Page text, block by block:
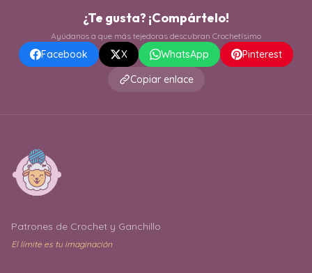
¿Te gusta? ¡Compártelo!
Ayúdanos a que más tejedoras descubran Crochetísimo
Facebook X WhatsApp
Pinterest
Copiar enlace
Patrones de Crochet y Ganchillo
El límite es tu imaginación